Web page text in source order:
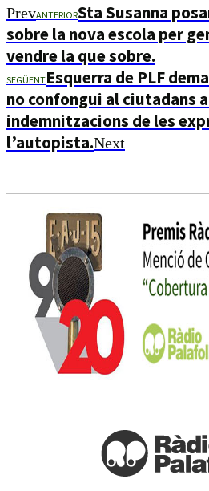
PrevANTERIORSta Susanna
sobre la nova escola per
vendre la que sobre.
SEGÜENTEsquerra de PLF
no confongui al ciutadans
indemnitzacions de les
l’autopista.Next